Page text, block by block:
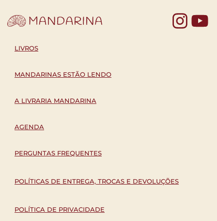
LIVROS
MANDARINAS ESTÃO LENDO
A LIVRARIA MANDARINA
AGENDA
PERGUNTAS FREQUENTES
POLÍTICAS DE ENTREGA, TROCAS E DEVOLUÇÕES
POLÍTICA DE PRIVACIDADE